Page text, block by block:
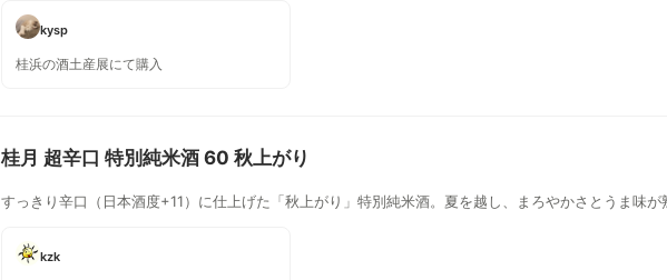
kysp
桂浜の酒土産展にて購入
桂月 超辛口 特別純米酒 60 秋上がり
すっきり辛口（日本酒度+11）に仕上げた「秋上がり」特別純米酒。夏を越し、まろやかさとうま味が
kzk